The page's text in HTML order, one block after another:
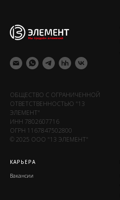
ОБЩЕСТВО С ОГРАНИЧЕННОЙ
ОТВЕТСТВЕННОСТЬЮ "13
ЭЛЕМЕНТ"
ИНН 7802607716
ОГРН 1167847502800
© 2025 ООО "13 ЭЛЕМЕНТ"
КАРЬЕРА
Вакансии